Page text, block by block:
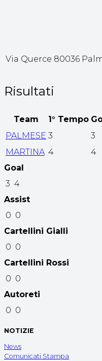
Via Querce 80036
Risultati
Team 1° Tempo
PALMESE 3
3
MARTINA 4
4
Goal
3 4
Assist
0 0
Cartellini Gialli
0 0
Cartellini Rossi
0 0
Autoreti
0 0
NOTIZIE
News
Comunicati Stampa